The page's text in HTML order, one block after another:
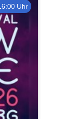
Uhr